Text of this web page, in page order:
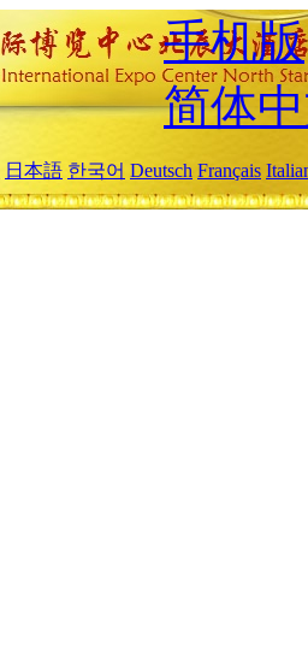
手机版
简体
日本語 한국어 Deutsch Français